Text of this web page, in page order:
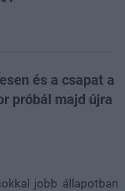
és a csapat a
próbál majd újra
jobb állapotban